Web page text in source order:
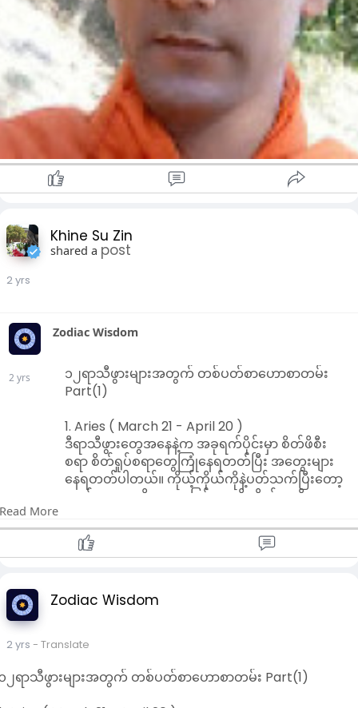
Khine Su Zin
shared a post
2 yrs
Zodiac Wisdom
2 yrs
၁၂ရာသီဖွားများအတွက် တစ်ပတ်စာဟောစာတမ်း
Part(1)
1. Aries ( March 21 - April 20 )
ဒီရာသီဖွားတွေအနေနဲ့က အခုရက်ပိုင်းမှာ စိတ်ဖိစီး
စရာ စိတ်ရှုပ်စရာတွေကြုံနေရတတ်ပြီး အတွေးများ
နေရတတ်ပါတယ်။ ကိုယ့်ကိုယ်ကိုနဲ့ပတ်သက်ပြီးတော့
လည်း အားမလိုအားမရဖြစ်တာမျိုး စိတ်အလိုမကျ
အနေနဲ့ အနည်းငယ်ကြပ်တည်းနေတာမျိုး ရစရာရှိတာ
လေးတွေက နှောင့်နှေးနေတာမျိုး လုပ်ရင်လုပ်
တွေ့ရပါတယ်။ ပညာရေးမှာ လမ်းပျောက်နေတာတွေ
ကြိုးစားရင် ပိုပြီးပြေလည်လာပါလိမ့်မယ်။
ခြေလက်နာကျင်ရတာမျိုးသတိထားရပါမယ်။
နှလုံးသားရေးရာမှာတော့ လက်တလော ကံခေနေ
Read More
Zodiac Wisdom
2 yrs - Translate
၂ရာသီဖွားများအတွက် တစ်ပတ်စာဟောစာတမ်း Part(1)